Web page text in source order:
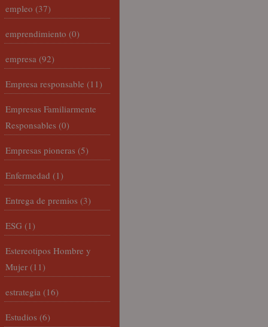
empleo (37)
emprendimiento (0)
empresa (92)
Empresa responsable (11)
Empresas Familiarmente
Responsables (0)
Empresas pioneras (5)
Enfermedad (1)
Entrega de premios (3)
ESG (1)
Estereotipos Hombre y
Mujer (11)
estrategia (16)
Estudios (6)